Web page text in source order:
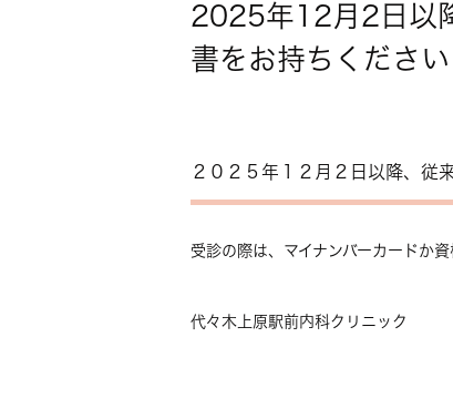
2025年12月2日以
書をお持ちください
２０２５年１２月２日以降、従
受診の際は、マイナンバーカードか
代々木上原駅前内科クリニック